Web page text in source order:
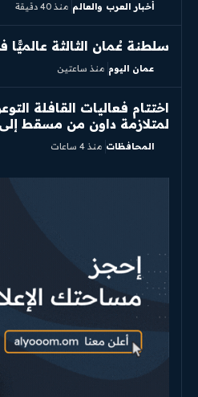
أخبار العرب والعالم منذ 40 دقيقة
سلطنة عُمان الثالثة
عمان اليوم منذ ساعتين
اختتام فعاليات القافلة
لمتلازمة داون من مسقط
المحافظات منذ 4 ساعات